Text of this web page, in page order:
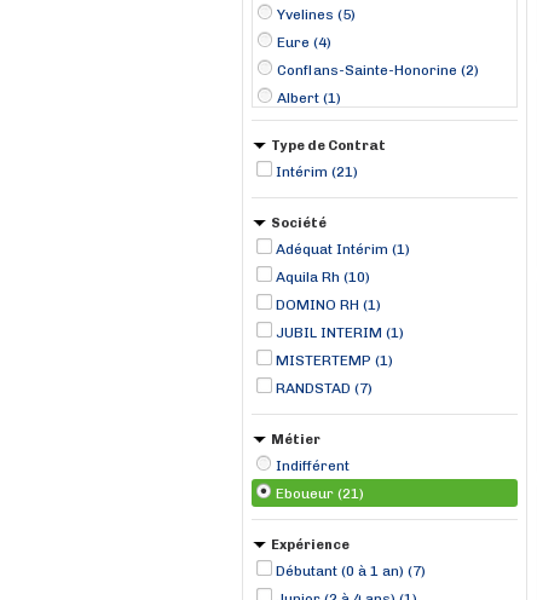
Yvelines (5)
Eure (4)
Conflans-Sainte-Honorine (2)
Albert (1)
Breteuil (1)
Chanteloup-les-Vignes (1)
Choussy (1)
Type de Contrat
Intérim (21)
Société
Adéquat Intérim (1)
Aquila Rh (10)
DOMINO RH (1)
JUBIL INTERIM (1)
MISTERTEMP (1)
RANDSTAD (7)
Métier
Indifférent
Eboueur (21)
Expérience
Débutant (0 à 1 an) (7)